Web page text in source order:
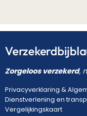
Zorgeloos verzekerd,
Privacyverklaring &
Dienstverlening en
Vergelijkingskaart